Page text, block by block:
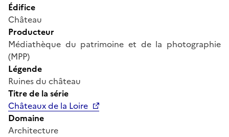
Édifice
Château
Producteur
Médiathèque du patrimoine et de la photographie
(MPP)
Légende
Ruines du château
Titre de la série
Châteaux de la Loire
Domaine
Architecture